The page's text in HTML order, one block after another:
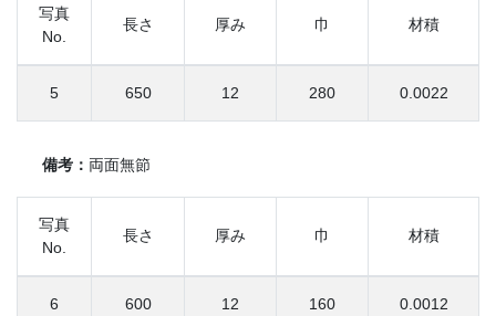
写真
No.
長さ 厚み 巾 材積
5 650 12 280 0.0022
備考： 両面無節
写真
No.
長さ 厚み 巾 材積
6 600 12 160 0.0012